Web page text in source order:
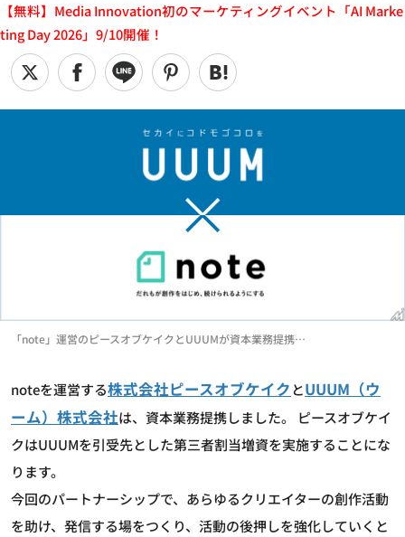
【無料】Media Innovation初のマーケティングイベント「AI Marke
ting Day 2026」9/10開催！
「note」運営のピースオブケイクとUUUMが資本業務提携…
noteを運営する株式会社ピースオブケイクとUUUM（ウ
ーム）株式会社は、資本業務提携しました。 ピースオブケイ
クはUUUMを引受先とした第三者割当増資を実施することにな
ります。
今回のパートナーシップで、あらゆるクリエイターの創作活動
を助け、発信する場をつくり、活動の後押しを強化していくと